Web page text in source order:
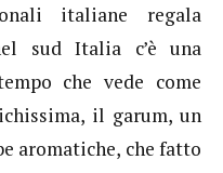
italiane regala
sud Italia c’è una
che vede come
il garum, un
aromatiche, che fatto